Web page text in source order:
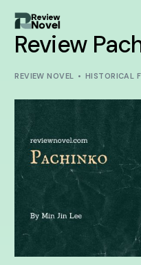
Review
REVIEW NOVEL HISTORICAL